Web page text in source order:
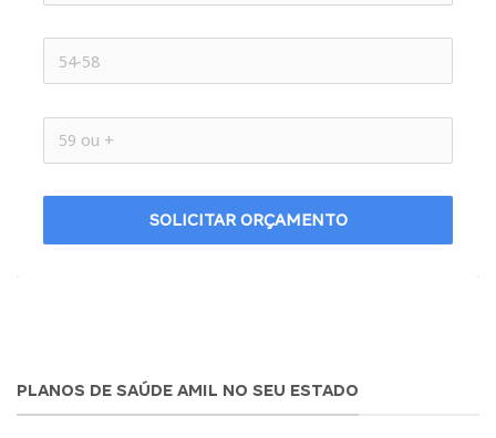
SOLICITAR ORÇAMENTO
PLANOS DE SAÚDE AMIL NO SEU ESTADO